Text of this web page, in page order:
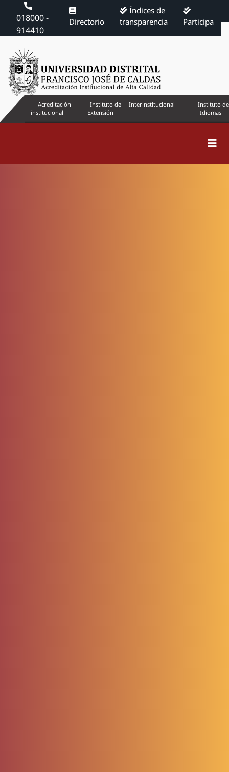
018000 -
914410
Directorio
Índices de
transparencia
Participa
Acreditación
institucional
Instituto de
Extensión
Interinstitucional
Instituto de
Idiomas